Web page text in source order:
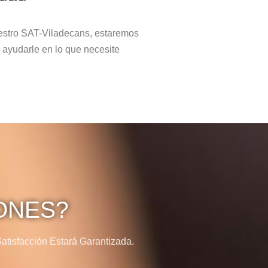
SAT-Viladecans, estaremos
en lo que necesite
Estará Garantizada.